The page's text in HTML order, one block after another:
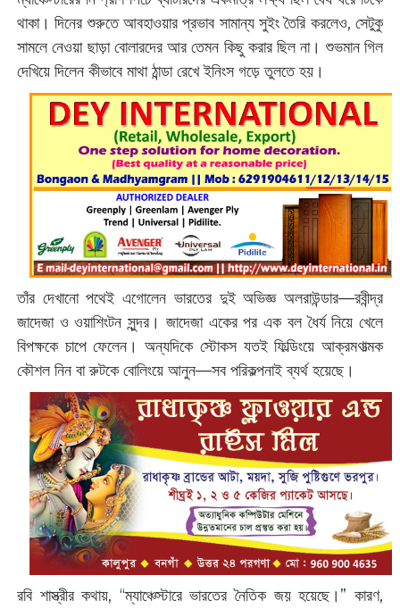
থাকা। দিনের শুরুতে আবহাওয়ার প্রভাব সামান্য সুইং তৈরি করলেও, সেটুকু
সামলে নেওয়া ছাড়া বোলারদের আর তেমন কিছু করার ছিল না। শুভমান গিল
দেখিয়ে দিলেন কীভাবে মাথা ঠান্ডা রেখে ইনিংস গড়ে তুলতে হয়।
তাঁর দেখানো পথেই এগোলেন ভারতের দুই অভিজ্ঞ অলরাউন্ডার—রবীন্দ্র
জাদেজা ও ওয়াশিংটন সুন্দর। জাদেজা একের পর এক বল ধৈর্য নিয়ে খেলে
বিপক্ষকে চাপে ফেলেন। অন্যদিকে স্টোকস যতই ফিল্ডিংয়ে আক্রমণাত্মক
কৌশল নিন বা রুটকে বোলিংয়ে আনুন—সব পরিকল্পনাই ব্যর্থ হয়েছে।
রবি শাস্ত্রীর কথায়, “ম্যাঞ্চেস্টারে ভারতের নৈতিক জয় হয়েছে।” কারণ,